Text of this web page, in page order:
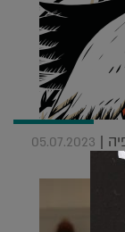
|
05.07.2023